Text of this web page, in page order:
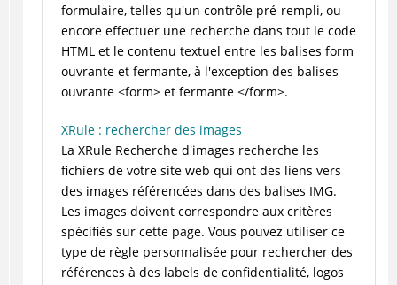
formulaire, telles qu'un contrôle pré-rempli, ou
encore effectuer une recherche dans tout le code
HTML et le contenu textuel entre les balises form
ouvrante et fermante, à l'exception des balises
ouvrante <form> et fermante </form>.
XRule : rechercher des images
La XRule Recherche d'images recherche les
fichiers de votre site web qui ont des liens vers
des images référencées dans des balises IMG.
Les images doivent correspondre aux critères
spécifiés sur cette page. Vous pouvez utiliser ce
type de règle personnalisée pour rechercher des
références à des labels de confidentialité, logos